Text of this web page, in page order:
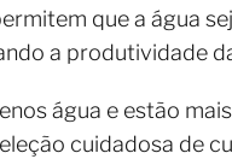
que a água
a produtividade
água e estão
cuidadosa de